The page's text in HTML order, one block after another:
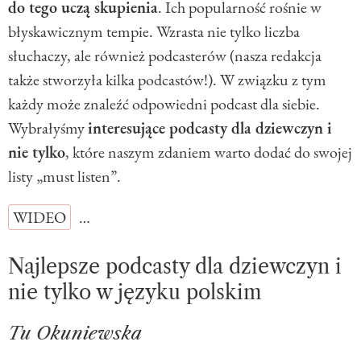
do tego uczą skupienia. Ich popularność rośnie w
błyskawicznym tempie. Wzrasta nie tylko liczba
słuchaczy, ale również podcasterów (nasza redakcja
także stworzyła kilka podcastów!). W związku z tym
każdy może znaleźć odpowiedni podcast dla siebie.
Wybrałyśmyinteresujące podcasty dla dziewczyn i
nie tylko, które naszym zdaniem warto dodać do swojej
listy „must listen”.
WIDEO
…
Najlepsze podcasty dla dziewczyn i
nie tylko w języku polskim
Tu Okuniewska